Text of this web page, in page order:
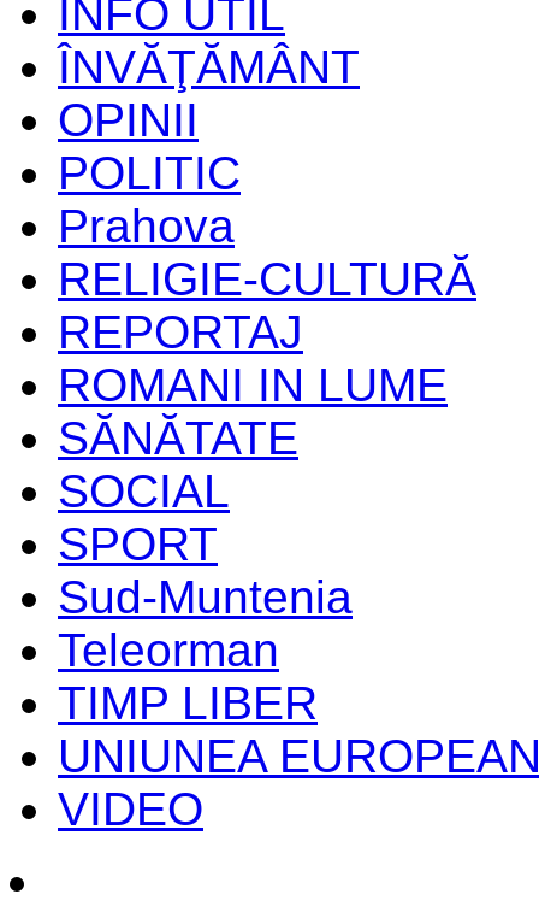
INFO UTIL
ÎNVĂŢĂMÂNT
OPINII
POLITIC
Prahova
RELIGIE-CULTURĂ
REPORTAJ
ROMANI IN LUME
SĂNĂTATE
SOCIAL
SPORT
Sud-Muntenia
Teleorman
TIMP LIBER
UNIUNEA
VIDEO